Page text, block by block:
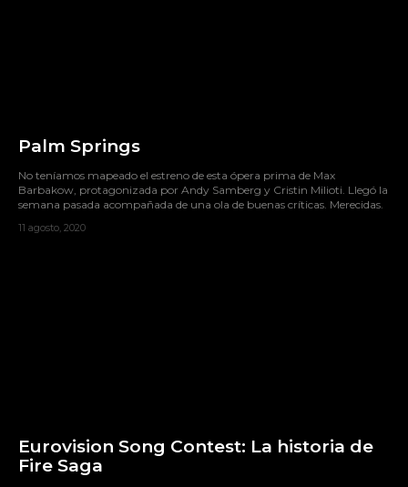
Palm Springs
No teníamos mapeado el estreno de esta ópera prima de Max
Barbakow, protagonizada por Andy Samberg y Cristin Milioti. Llegó la
semana pasada acompañada de una ola de buenas críticas. Merecidas.
11 agosto, 2020
Eurovision Song Contest: La historia de
Fire Saga